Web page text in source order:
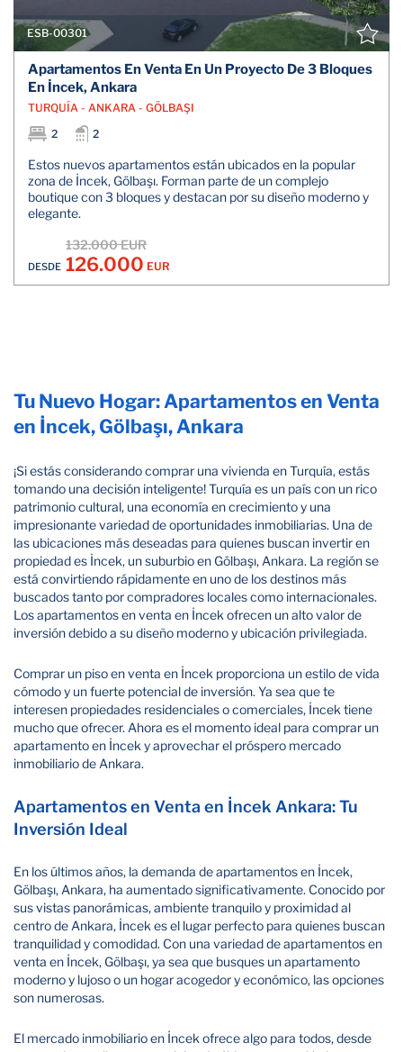
Tu Nuevo Hogar: Apartamentos en Venta
en İncek, Gölbaşı, Ankara
¡Si estás considerando comprar una vivienda en Turquía, estás
tomando una decisión inteligente! Turquía es un país con un rico
patrimonio cultural, una economía en crecimiento y una
impresionante variedad de oportunidades inmobiliarias. Una de
las ubicaciones más deseadas para quienes buscan invertir en
propiedad es İncek, un suburbio en Gölbaşı, Ankara. La región se
está convirtiendo rápidamente en uno de los destinos más
buscados tanto por compradores locales como internacionales.
Los apartamentos en venta en İncek ofrecen un alto valor de
inversión debido a su diseño moderno y ubicación privilegiada.
Comprar un piso en venta en İncek proporciona un estilo de vida
cómodo y un fuerte potencial de inversión. Ya sea que te
interesen propiedades residenciales o comerciales, İncek tiene
mucho que ofrecer. Ahora es el momento ideal para comprar un
apartamento en İncek y aprovechar el próspero mercado
inmobiliario de Ankara.
Apartamentos en Venta en İncek Ankara: Tu
Inversión Ideal
En los últimos años, la demanda de apartamentos en İncek,
Gölbaşı, Ankara, ha aumentado significativamente. Conocido por
sus vistas panorámicas, ambiente tranquilo y proximidad al
centro de Ankara, İncek es el lugar perfecto para quienes buscan
tranquilidad y comodidad. Con una variedad de apartamentos en
venta en İncek, Gölbaşı, ya sea que busques un apartamento
moderno y lujoso o un hogar acogedor y económico, las opciones
son numerosas.
El mercado inmobiliario en İncek ofrece algo para todos, desde
ESB-00301
Apartamentos En Venta En Un Proyecto De 3 Bloques
En İncek, Ankara
TURQUÍA - ANKARA - GÖLBAŞI
2
2
Estos nuevos apartamentos están ubicados en la popular
zona de İncek, Gölbaşı. Forman parte de un complejo
boutique con 3 bloques y destacan por su diseño moderno y
elegante.
DESDE
132.000 EUR
126.000 EUR